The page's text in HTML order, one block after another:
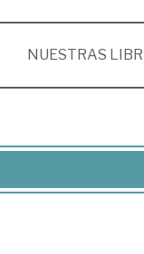
NUESTRAS